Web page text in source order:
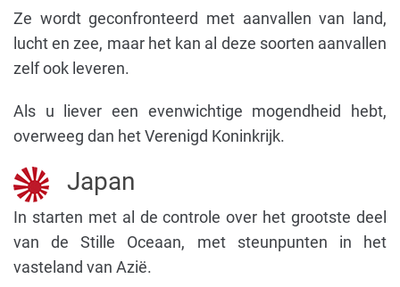
Ze wordt geconfronteerd met aanvallen van land,
lucht en zee, maar het kan al deze soorten aanvallen
zelf ook leveren.
Als u liever een evenwichtige mogendheid hebt,
overweeg dan het Verenigd Koninkrijk.
Japan
In starten met al de controle over het grootste deel
van de Stille Oceaan, met steunpunten in het
vasteland van Azië.